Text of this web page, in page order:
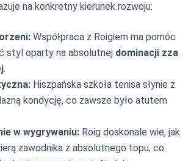
na konkretny kierunek rozwoju:
Współpraca z Roigiem ma pomóc
styl oparty na absolutnej dominacji zza
.
Hiszpańska szkoła tenisa słynie z
kondycję, co zawsze było atutem
w wygrywaniu: Roig doskonale wie, jak
zawodnika z absolutnego topu, co